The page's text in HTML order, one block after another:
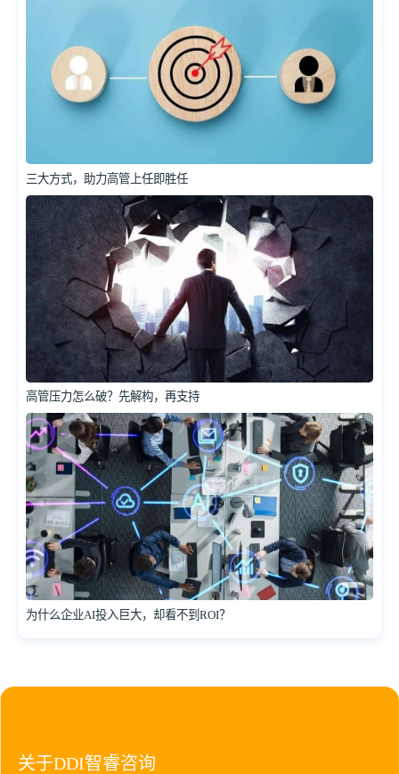
三大方式，助力高管上任即胜任
高管压力怎么破？先解构，再支持
为什么企业AI投入巨大，却看不到ROI？
关于DDI智睿咨询